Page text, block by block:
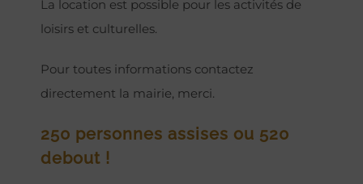
La location est possible pour les activités de
loisirs et culturelles.
Pour toutes informations contactez
directement la mairie, merci.
250 personnes assises ou 520
debout !